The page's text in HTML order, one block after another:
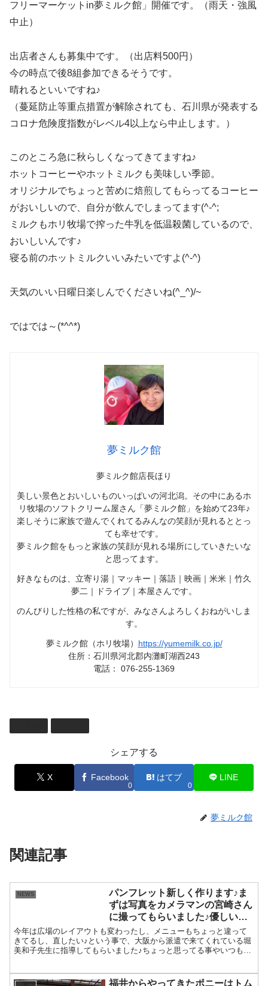
フリーマーケットin夢ミルク館」開催です。（雨天・強風
中止）
出店者さんも募集中です。（出店料500円）
今の時点で後8組参加できるそうです。
晴れるといいですね♪
（蔓延防止等重点措置が解除されても、石川県が発表する
コロナ危険度指数がレベル4以上なら中止します。）
このところ急に秋らしくなってきてますね♪
ホットコーヒーやホットミルクも美味しい季節。
オリジナルでちょっと苦めに焙煎してもらってるコーヒー
がおいしいので、自分が飲んでしまってます(^-^;
ミルクもホリ牧場で搾った牛乳を低温殺菌しているので、
おいしいんです♪
寝る前のホットミルクいいみたいですよ(^-^)
天気のいい日曜日楽しんでくださいね(^_^)/~
ではでは～(*^^*)
夢ミルク館
夢ミルク館店長ほり
美しい景色とおいしいものいっぱいの河北潟。その中にあるホ
リ牧場のソフトクリーム屋さん「夢ミルク館」を始めて23年♪
楽しそうに家族で遊んでくれてるみんなの笑顔が見れるととっ
ても幸せです。
夢ミルク館をもっと家族の笑顔が見れる場所にしていきたいな
と思ってます。
好きなものは、立寄り湯｜マッキー｜落語｜映画｜米米｜竹久
夢二｜ドライブ｜本屋さんです。
のんびりした性格の私ですが、みなさんよろしくおねがいしま
す。
夢ミルク館（ホリ牧場） https://yumemilk.co.jp/
住所：石川県河北郡内灘町湖西243
電話： 076-255-1369
シェアする
X Facebook
0
はてブ
0
LINE
夢ミルク館
関連記事
NEWS
パンフレット新しく作ります♪ま
ずは写真をカメラマンの宮崎さん
に撮ってもらいました♪優しい写
真です♡
今年は広場のレイアウトも変わったし、メニューもちょっと違って
きてるし、直したい♪という事で、大阪から派遣で来てくれている堀
美和子先生に指導してもらいました♪ちょっと思ってる事やいつも感
福井からやってきたポニーはトム